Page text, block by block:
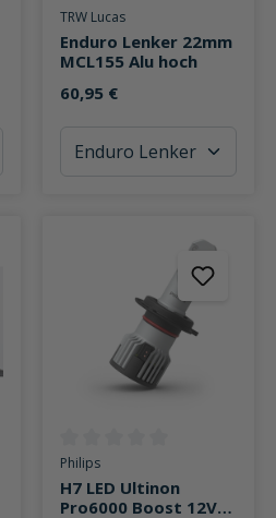
von 0 von 5 Sternen
Durchschnittliche Bewertung
TRW Lucas
Enduro Lenker 22mm
MCL155 Alu hoch
60,95 €
von 0 von 5 Sternen
Durchschnittliche Bewertung
Philips
H7 LED Ultinon
Pro6000 Boost 12V